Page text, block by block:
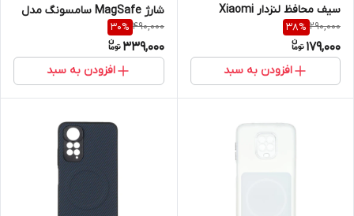
سیف محافظ لنزدار Xiaomi
Redmi Note 12 Pro 4G / Redmi
Note 11 Pro
290,000
38%
179,000
افزودن به سبد
شارژ MagSafe سامسونگ مدل
Samsung Galaxy S23 Ultra
490,000
30%
339,000
افزودن به سبد